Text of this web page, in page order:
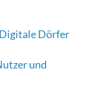
Dörfer
und